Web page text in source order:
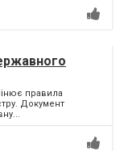
правила
Документ